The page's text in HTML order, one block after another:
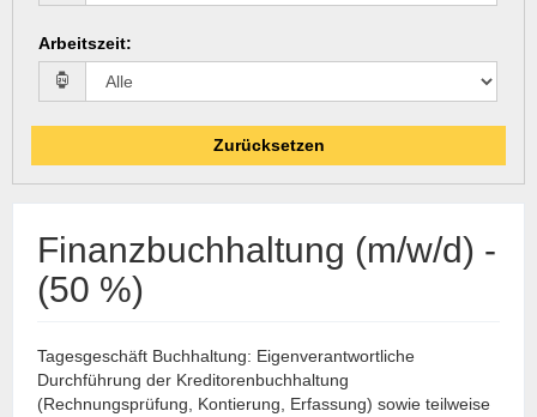
Arbeitszeit:
Zurücksetzen
Finanzbuchhaltung (m/w/d) -
(50 %)
Tagesgeschäft Buchhaltung: Eigenverantwortliche
Durchführung der Kreditorenbuchhaltung
(Rechnungsprüfung, Kontierung, Erfassung) sowie teilweise